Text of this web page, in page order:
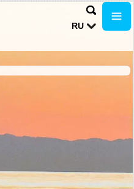
RU